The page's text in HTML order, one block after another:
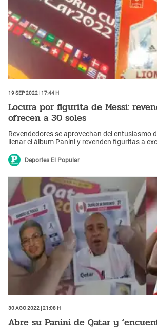
19 Sep 2022 | 17:44 h
Locura por figurita de Messi:
ofrecen a 30 soles
Revendedores se aprovechan del entusiasmo
llenar el álbum Panini y revenden figuritas a
Deportes El Popular
30 Ago 2022 | 21:08 h
Abre su Panini de Qatar y